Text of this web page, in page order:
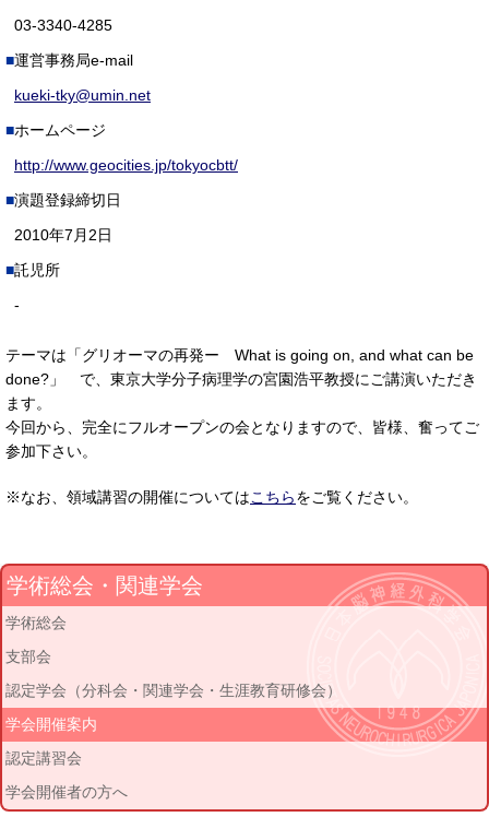
03-3340-4285
運営事務局e-mail
kueki-tky@umin.net
ホームページ
http://www.geocities.jp/tokyocbtt/
演題登録締切日
2010年7月2日
託児所
-
テーマは「グリオーマの再発ー What is going on, and what can be
done?」 で、東京大学分子病理学の宮園浩平教授にご講演いただき
ます。
今回から、完全にフルオープンの会となりますので、皆様、奮ってご
参加下さい。
※なお、領域講習の開催についてはこちらをご覧ください。
学術総会・関連学会
学術総会
支部会
認定学会（分科会・関連学会・生涯教育研修会）
学会開催案内
認定講習会
学会開催者の方へ